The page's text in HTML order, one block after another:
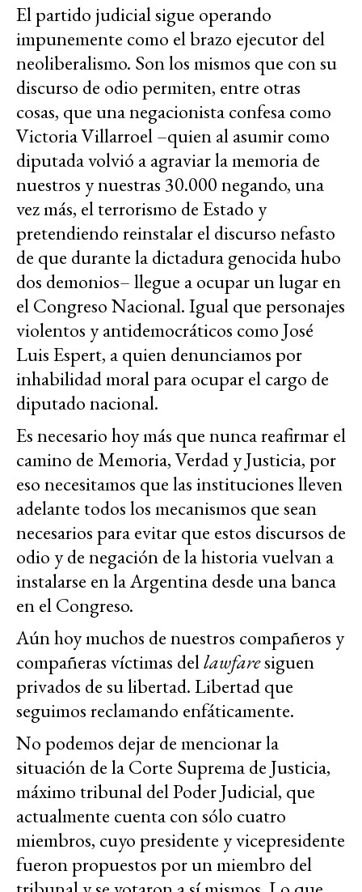
El partido judicial sigue operando
impunemente como el brazo ejecutor del
neoliberalismo. Son los mismos que con su
discurso de odio permiten, entre otras
cosas, que una negacionista confesa como
Victoria Villarroel –quien al asumir como
diputada volvió a agraviar la memoria de
nuestros y nuestras 30.000 negando, una
vez más, el terrorismo de Estado y
pretendiendo reinstalar el discurso nefasto
de que durante la dictadura genocida hubo
dos demonios– llegue a ocupar un lugar en
el Congreso Nacional. Igual que personajes
violentos y antidemocráticos como José
Luis Espert, a quien denunciamos por
inhabilidad moral para ocupar el cargo de
diputado nacional.
Es necesario hoy más que nunca reafirmar el
camino de Memoria, Verdad y Justicia, por
eso necesitamos que las instituciones lleven
adelante todos los mecanismos que sean
necesarios para evitar que estos discursos de
odio y de negación de la historia vuelvan a
instalarse en la Argentina desde una banca
en el Congreso.
Aún hoy muchos de nuestros compañeros y
compañeras víctimas dellawfaresiguen
privados de su libertad. Libertad que
seguimos reclamando enfáticamente.
No podemos dejar de mencionar la
situación de la Corte Suprema de Justicia,
máximo tribunal del Poder Judicial, que
actualmente cuenta con sólo cuatro
miembros, cuyo presidente y vicepresidente
fueron propuestos por un miembro del